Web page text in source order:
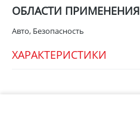
ОБЛАСТИ ПРИМЕНЕНИЯ
Авто, Безопасность
ХАРАКТЕРИСТИКИ